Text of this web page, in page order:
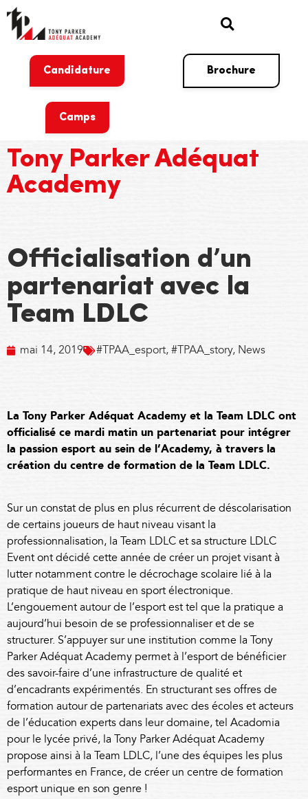
Candidature Brochure
Camps
Tony Parker Adéquat
Academy
Officialisation d’un
partenariat avec la
Team LDLC
mai 14, 2019 #TPAA_esport,#TPAA_story, News
La Tony Parker Adéquat Academy et la Team LDLC ont
officialisé ce mardi matin un partenariat pour intégrer
la passion esport au sein de l’Academy, à travers la
création du centre de formation de la Team LDLC.
Sur un constat de plus en plus récurrent de déscolarisation
de certains joueurs de haut niveau visant la
professionnalisation, la Team LDLC et sa structure LDLC
Event ont décidé cette année de créer un projet visant à
lutter notamment contre le décrochage scolaire lié à la
pratique de haut niveau en sport électronique.
L’engouement autour de l’esport est tel que la pratique a
aujourd’hui besoin de se professionnaliser et de se
structurer. S’appuyer sur une institution comme la Tony
Parker Adéquat Academy permet à l’esport de bénéficier
des savoir-faire d’une infrastructure de qualité et
d’encadrants expérimentés. En structurant ses offres de
formation autour de partenariats avec des écoles et acteurs
de l’éducation experts dans leur domaine, tel Acadomia
pour le lycée privé, la Tony Parker Adéquat Academy
propose ainsi à la Team LDLC, l’une des équipes les plus
performantes en France, de créer un centre de formation
esport unique en son genre !